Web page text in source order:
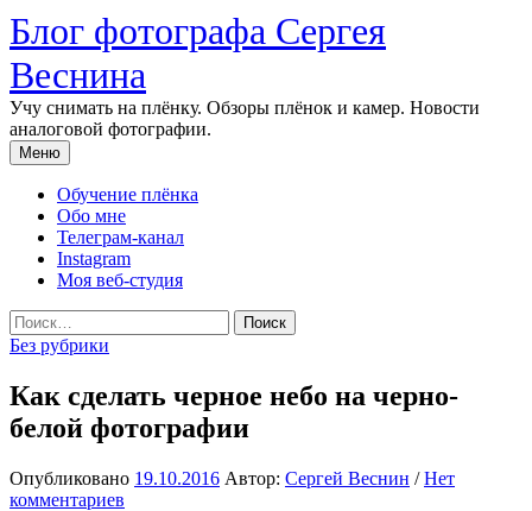
Перейти
к
содержимому
Блог фотографа Сергея
Веснина
Учу снимать на плёнку. Обзоры плёнок и камер. Новости
аналоговой фотографии.
Меню
Обучение плёнка
Обо мне
Телеграм-канал
Instagram
Моя веб-студия
Найти:
Без рубрики
Как сделать черное небо на черно-
белой фотографии
Опубликовано 19.10.2016 Автор: Сергей Веснин /Нет
комментариев